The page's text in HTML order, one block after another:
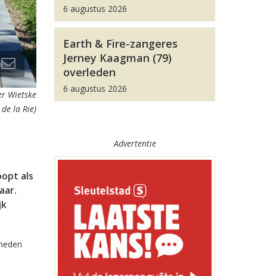
Wietske
la Rie)
als
6 augustus 2026
Earth & Fire-zangeres
Jerney Kaagman (79)
overleden
6 augustus 2026
Advertentie